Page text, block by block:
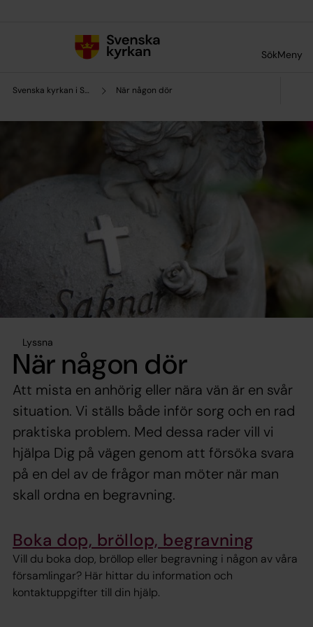
SökMeny
Svenska kyrkan i Sotenäs När någon dör
Lyssna
När någon dör
Att mista en anhörig eller nära vän är en svår
situation. Vi ställs både inför sorg och en rad
praktiska problem. Med dessa rader vill vi
hjälpa Dig på vägen genom att försöka svara
på en del av de frågor man möter när man
skall ordna en begravning.
Boka dop, bröllop, begravning
Vill du boka dop, bröllop eller begravning i någon av våra
församlingar? Här hittar du information och
kontaktuppgifter till din hjälp.